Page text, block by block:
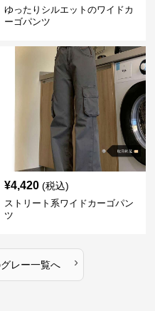
ゆったりシルエットのワイドカ
ーゴパンツ
¥4,420 (税込)
ストリート系ワイドカーゴパン
ツ
グレー一覧へ ›